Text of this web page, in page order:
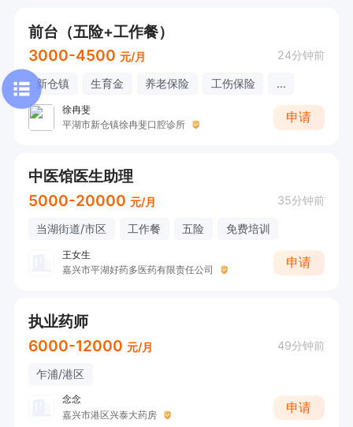
前台（五险+工作餐）
3000-4500 元/月 24分钟前
新仓镇 生育金 养老保险 工伤保险 ...
徐冉斐
平湖市新仓镇徐冉斐口腔诊所
申请
中医馆医生助理
5000-20000 元/月 35分钟前
当湖街道/市区 工作餐 五险 免费培训
王女生
嘉兴市平湖好药多医药有限责任公司
申请
执业药师
6000-12000 元/月 49分钟前
乍浦/港区
念念
嘉兴市港区兴泰大药房
申请